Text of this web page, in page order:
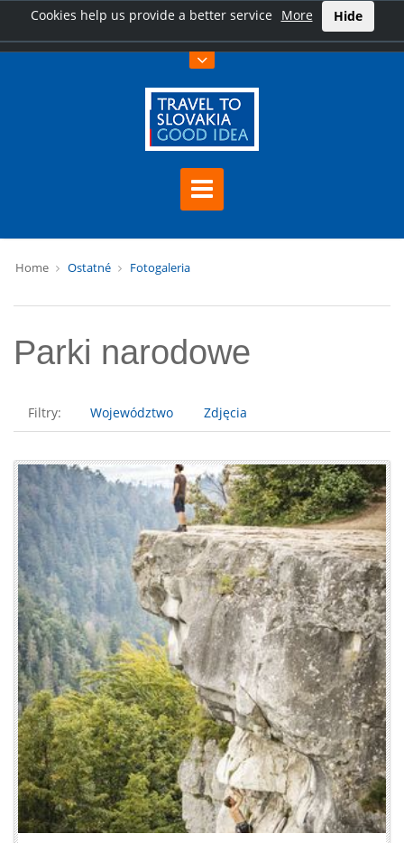
Cookies help us provide a better service More Hide
Home Ostatné Fotogaleria
Parki narodowe
Filtry: Województwo Zdjęcia